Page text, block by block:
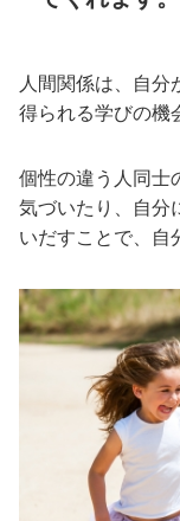
人間関係は、自
得られる学びの機
個性の違う人同士
気づいたり、自分
いだすことで、自